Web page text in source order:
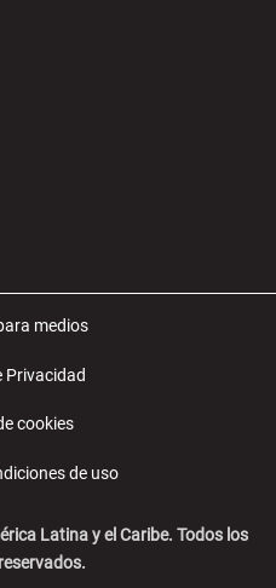
medios
Privacidad
cookies
de uso
Latina y el Caribe. Todos los